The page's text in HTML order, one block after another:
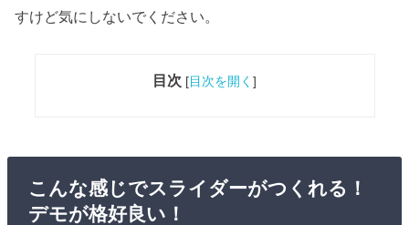
すけど気にしないでください。
目次 [目次を開く ]
こんな感じでスライダーがつくれる！
デモが格好良い！